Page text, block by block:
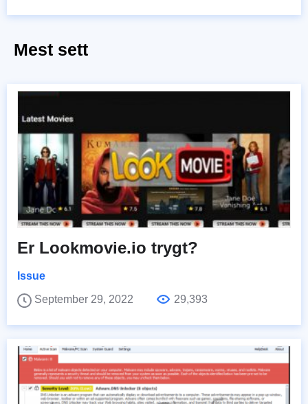
Mest sett
Er Lookmovie.io trygt?
Issue
September 29, 2022
29,393